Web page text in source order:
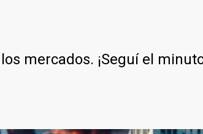
mercados. ¡Seguí el